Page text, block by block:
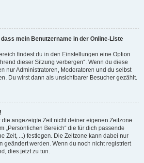
mein Benutzername in der Online-Liste
findest du in den Einstellungen eine Option
dieser Sitzung verbergen“. Wenn du diese
nur Administratoren, Moderatoren und du selbst
Du wirst dann als unsichtbarer Besucher gezählt.
angezeigte Zeit nicht deiner eigenen Zeitzone.
„Persönlichen Bereich“ die für dich passende
Zeit, ...) festlegen. Die Zeitzone kann dabei nur
geändert werden. Wenn du noch nicht registriert
dies jetzt zu tun.